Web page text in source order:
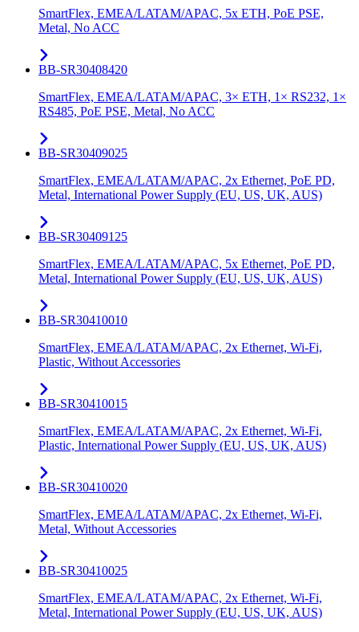
SmartFlex, EMEA/LATAM/APAC, 5x ETH, PoE PSE,
Metal, No ACC
BB-SR30408420
SmartFlex, EMEA/LATAM/APAC, 3× ETH, 1× RS232, 1×
RS485, PoE PSE, Metal, No ACC
BB-SR30409025
SmartFlex, EMEA/LATAM/APAC, 2x Ethernet, PoE PD,
Metal, International Power Supply (EU, US, UK, AUS)
BB-SR30409125
SmartFlex, EMEA/LATAM/APAC, 5x Ethernet, PoE PD,
Metal, International Power Supply (EU, US, UK, AUS)
BB-SR30410010
SmartFlex, EMEA/LATAM/APAC, 2x Ethernet, Wi-Fi,
Plastic, Without Accessories
BB-SR30410015
SmartFlex, EMEA/LATAM/APAC, 2x Ethernet, Wi-Fi,
Plastic, International Power Supply (EU, US, UK, AUS)
BB-SR30410020
SmartFlex, EMEA/LATAM/APAC, 2x Ethernet, Wi-Fi,
Metal, Without Accessories
BB-SR30410025
SmartFlex, EMEA/LATAM/APAC, 2x Ethernet, Wi-Fi,
Metal, International Power Supply (EU, US, UK, AUS)